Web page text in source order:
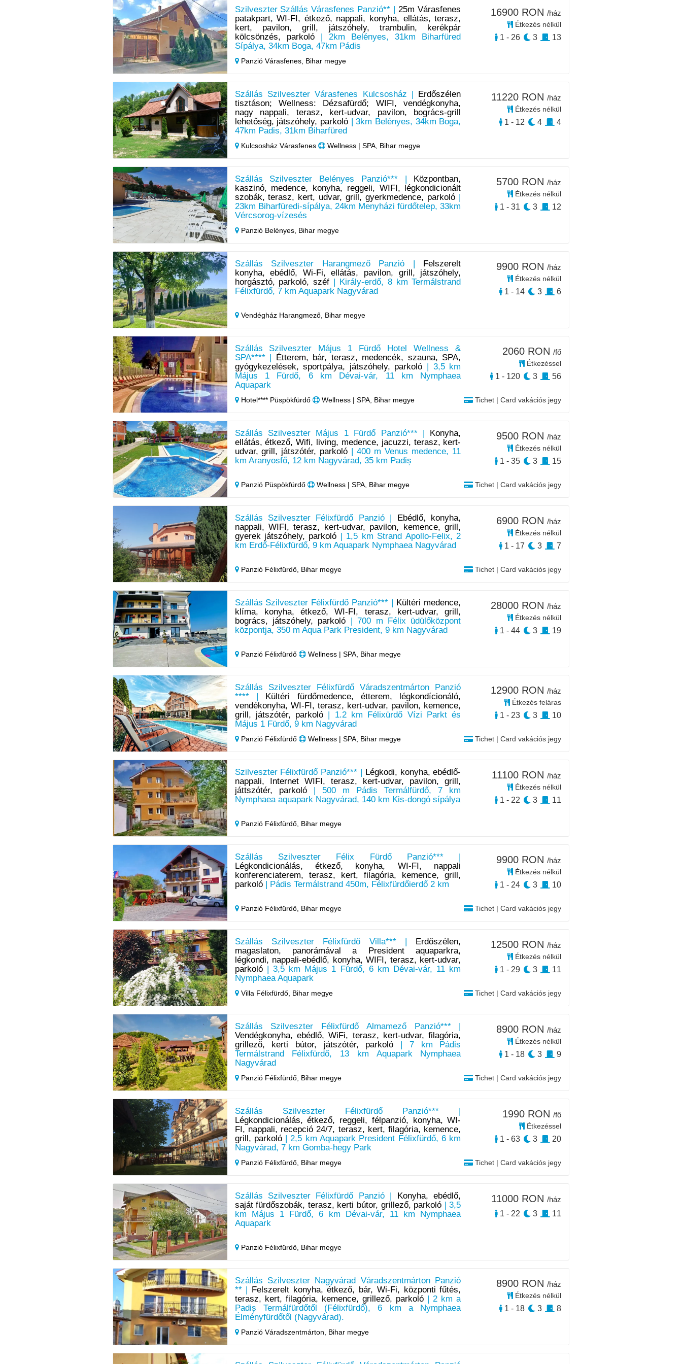
Szilveszter Szállás Várasfenes Panzió** |25m Várasfenes
patakpart, WI-FI, étkező, nappali, konyha, ellátás, terasz,
kert, pavilon, grill, játszóhely, trambulin, kerékpár
kölcsönzés, parkoló| 2km Belényes, 31km Biharfüred
Sípálya, 34km Boga, 47km Pádis
Panzió Várasfenes, Bihar megye
16900 RON /ház
Étkezés nélkül
1 - 26 3 13
Szállás Szilveszter Várasfenes Kulcsosház |
Erdőszélen
tisztáson; Wellness: Dézsafürdő; WIFI, vendégkonyha,
nagy nappali, terasz, kert-udvar, pavilon, bogrács-grill
lehetőség, játszóhely, parkoló| 3km Belényes, 34km Boga,
47km Padis, 31km Biharfüred
Kulcsosház Várasfenes Wellness | SPA, Bihar megye
11220 RON /ház
Étkezés nélkül
1 - 12 4 4
Szállás Szilveszter Belényes Panzió*** |
Központban,
kaszinó, medence, konyha, reggeli, WIFI, légkondicionált
szobák, terasz, kert, udvar, grill, gyerkmedence, parkoló
23km Biharfüredi-sípálya, 24km Menyházi fürdőtelep, 33km
Vércsorog-vízesés
Panzió Belényes, Bihar megye
5700 RON /ház
Étkezés nélkül
1 - 31 3 12
Szállás Szilveszter Harangmező Panzió |
Felszerelt
konyha, ebédlő, Wi-Fi, ellátás, pavilon, grill, játszóhely,
horgásztó, parkoló, széf | Király-erdő, 8 km Termálstrand
Félixfürdő, 7 km Aquapark Nagyvárad
Vendégház Harangmező, Bihar megye
9900 RON /ház
Étkezés nélkül
1 - 14 3 6
Szállás Szilveszter Május 1 Fürdő Hotel Wellness &
SPA**** |
Étterem, bár, terasz, medencék, szauna, SPA,
gyógykezelések, sportpálya, játszóhely, parkoló | 3,5 km
Május 1 Fürdő, 6 km Dévai-vár, 11 km Nymphaea
Aquapark
Hotel**** Püspökfürdő Wellness | SPA, Bihar megye Tichet | Card vakációs jegy
2060 RON /fő
Étkezéssel
1 - 120 3 56
Szállás Szilveszter Május 1 Fürdő Panzió*** |
Konyha,
ellátás, étkező, Wifi, living, medence, jacuzzi, terasz, kert-
udvar, grill, játszótér, parkoló | 400 m Venus medence, 11
km Aranyosfő, 12 km Nagyvárad, 35 km Padiș
Panzió Püspökfürdő Wellness | SPA, Bihar megye Tichet | Card vakációs jegy
9500 RON /ház
Étkezés nélkül
1 - 35 3 15
Szállás Szilveszter Félixfürdő Panzió |
Ebédlő, konyha,
nappali, WIFI, terasz, kert-udvar, pavilon, kemence, grill,
gyerek játszóhely, parkoló | 1,5 km Strand Apollo-Felix, 2
km Erdő-Félixfürdő, 9 km Aquapark Nymphaea Nagyvárad
Panzió Félixfürdő, Bihar megye Tichet | Card vakációs jegy
6900 RON /ház
Étkezés nélkül
1 - 17 3 7
Szállás Szilveszter Félixfürdő Panzió*** |
Kültéri medence,
klíma, konyha, étkező, WI-FI, terasz, kert-udvar, grill,
bogrács, játszóhely, parkoló | 700 m Félix üdülőközpont
központja, 350 m Aqua Park President, 9 km Nagyvárad
Panzió Félixfürdő Wellness | SPA, Bihar megye
28000 RON /ház
Étkezés nélkül
1 - 44 3 19
Szállás Szilveszter Félixfürdő Váradszentmárton Panzió
**** |
Kültéri fürdőmedence, étterem, légkondícionáló,
vendékonyha, WI-FI, terasz, kert-udvar, pavilon, kemence,
grill, játszótér, parkoló | 1.2 km Félixürdő Vízi Parkt és
Május 1 Fürdő, 9 km Nagyvárad
Panzió Félixfürdő Wellness | SPA, Bihar megye Tichet | Card vakációs jegy
12900 RON /ház
Étkezés feláras
1 - 23 3 10
Szilveszter Félixfürdő Panzió*** |
Légkodi, konyha, ebédlő-
nappali, Internet WIFI, terasz, kert-udvar, pavilon, grill,
játtszótér, parkoló| 500 m Pádis Termálfürdő, 7 km
Nymphaea aquapark Nagyvárad, 140 km Kis-dongó sípálya
Panzió Félixfürdő, Bihar megye
11100 RON /ház
Étkezés nélkül
1 - 22 3 11
Szállás Szilveszter Félix Fürdő Panzió*** |
Légkondicionálás, étkező, konyha, WI-FI, nappali
konferenciaterem, terasz, kert, filagória, kemence, grill,
parkoló| Pádis Termálstrand 450m, Félixfürdőierdő 2 km
Panzió Félixfürdő, Bihar megye Tichet | Card vakációs jegy
9900 RON /ház
Étkezés nélkül
1 - 24 3 10
Szállás Szilveszter Félixfürdő Villa*** |
Erdőszélen,
magaslaton, panorámával a President aquaparkra,
légkondi, nappali-ebédlő, konyha, WIFI, terasz, kert-udvar,
parkoló| 3,5 km Május 1 Fürdő, 6 km Dévai-vár, 11 km
Nymphaea Aquapark
Villa Félixfürdő, Bihar megye Tichet | Card vakációs jegy
12500 RON /ház
Étkezés nélkül
1 - 29 3 11
Szállás Szilveszter Félixfürdő Almamező Panzió*** |
Vendégkonyha, ebédlő, WiFi, terasz, kert-udvar, filagória,
grillező, kerti bútor, játszótér, parkoló | 7 km Pádis
Termálstrand Félixfürdő, 13 km Aquapark Nymphaea
Nagyvárad
Panzió Félixfürdő, Bihar megye Tichet | Card vakációs jegy
8900 RON /ház
Étkezés nélkül
1 - 18 3 9
Szállás Szilveszter Félixfürdő Panzió*** |
Légkondicionálás, étkező, reggeli, félpanzió, konyha, WI-
FI, nappali, recepció 24/7, terasz, kert, filagória, kemence,
grill, parkoló| 2,5 km Aquapark President Félixfürdő, 6 km
Nagyvárad, 7 km Gomba-hegy Park
Panzió Félixfürdő, Bihar megye Tichet | Card vakációs jegy
1990 RON /fő
Étkezéssel
1 - 63 3 20
Szállás Szilveszter Félixfürdő Panzió |
Konyha, ebédlő,
saját fürdőszobák, terasz, kerti bútor, grillező, parkoló | 3,5
km Május 1 Fürdő, 6 km Dévai-vár, 11 km Nymphaea
Aquapark
Panzió Félixfürdő, Bihar megye
11000 RON /ház
1 - 22
3 11
Szállás Szilveszter Nagyvárad Váradszentmárton Panzió
** |
Felszerelt konyha, étkező, bár, Wi-Fi, központi fűtés,
terasz, kert, filagória, kemence, grillező, parkoló | 2 km a
Padiș Termálfürdőtől (Félixfürdő), 6 km a Nymphaea
Élményfürdőtől (Nagyvárad).
Panzió Váradszentmárton, Bihar megye
8900 RON /ház
Étkezés nélkül
1 - 18 3 8